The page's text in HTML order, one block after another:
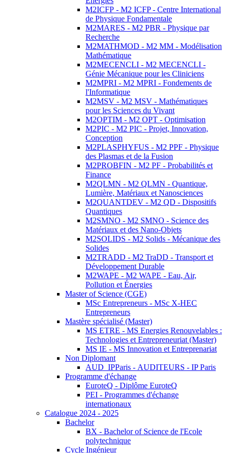
M2ICFP - M2 ICFP - Centre International
de Physique Fondamentale
M2MARES - M2 PBR - Physique par
Recherche
M2MATHMOD - M2 MM - Modélisation
Mathématique
M2MECENCLI - M2 MECENCLI -
Génie Mécanique pour les Cliniciens
M2MPRI - M2 MPRI - Fondements de
l'Informatique
M2MSV - M2 MSV - Mathématiques
pour les Sciences du Vivant
M2OPTIM - M2 OPT - Optimisation
M2PIC - M2 PIC - Projet, Innovation,
Conception
M2PLASPHYFUS - M2 PPF - Physique
des Plasmas et de la Fusion
M2PROBFIN - M2 PF - Probabilités et
Finance
M2QLMN - M2 QLMN - Quantique,
Lumière, Matériaux et Nanosciences
M2QUANTDEV - M2 QD - Dispositifs
Quantiques
M2SMNO - M2 SMNO - Science des
Matériaux et des Nano-Objets
M2SOLIDS - M2 Solids - Mécanique des
Solides
M2TRADD - M2 TraDD - Transport et
Développement Durable
M2WAPE - M2 WAPE - Eau, Air,
Pollution et Énergies
Master of Science (CGE)
MSc Entrepreneurs - MSc X-HEC
Entrepreneurs
Mastère spécialisé (Master)
MS ETRE - MS Energies Renouvelables :
Technologies et Entrepreneuriat (Master)
MS IE - MS Innovation et Entreprenariat
Non Diplomant
AUD_IPParis - AUDITEURS - IP Paris
Programme d'échange
EuroteQ - Diplôme EuroteQ
PEI - Programmes d'échange
internationaux
Catalogue 2024 - 2025
Bachelor
BX - Bachelor of Science de l'Ecole
polytechnique
Cycle Ingénieur